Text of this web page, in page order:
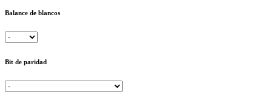
Balance de blancos
Bit de paridad